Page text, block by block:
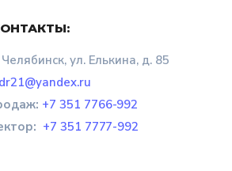
Челябинск, ул. Елькина, д. 85
: +7 351 7766-992
+7 351 7777-992